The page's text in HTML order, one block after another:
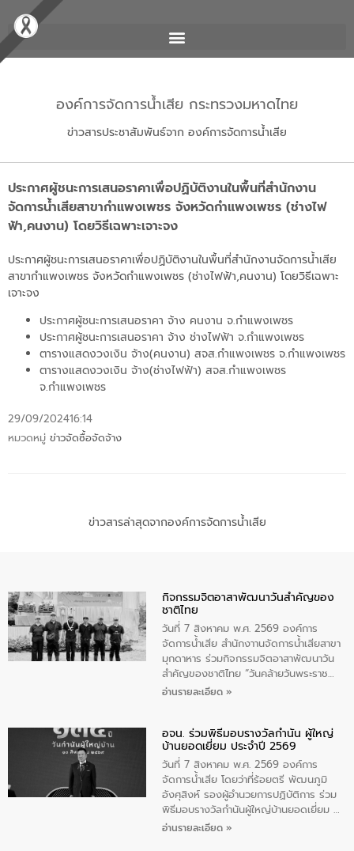
องค์การจัดการน้ำเสีย กระทรวงมหาดไทย
ข่าวสารประชาสัมพันธ์จาก องค์การจัดการน้ำเสีย
ประกาศผู้ชนะการเสนอราคาเพื่อปฏิบัติงานในพื้นที่สำนักงาน
จัดการน้ำเสียสาขากำแพงเพชร จังหวัดกำแพงเพชร (ช่างไฟ
ฟ้า,คนงาน) โดยวิธีเฉพาะเจาะจง
ประกาศผู้ชนะการเสนอราคาเพื่อปฏิบัติงานในพื้นที่สำนักงานจัดการน้ำเสีย
สาขากำแพงเพชร จังหวัดกำแพงเพชร (ช่างไฟฟ้า,คนงาน) โดยวิธีเฉพาะ
เจาะจง
ประกาศผู้ชนะการเสนอราคา จ้าง คนงาน จ.กำแพงเพชร
ประกาศผู้ชนะการเสนอราคา จ้าง ช่างไฟฟ้า จ.กำแพงเพชร
ตารางแสดงวงเงิน จ้าง(คนงาน) สจส.กำแพงเพชร จ.กำแพงเพชร
ตารางแสดงวงเงิน จ้าง(ช่างไฟฟ้า) สจส.กำแพงเพชร
จ.กำแพงเพชร
29/09/202416:14
หมวดหมู่ ข่าวจัดซื้อจัดจ้าง
ข่าวสารล่าสุดจากองค์การจัดการน้ำเสีย
กิจกรรมจิตอาสาพัฒนาวันสําคัญของ
ชาติไทย
วันที่ 7 สิงหาคม พ.ศ. 2569 องค์การ
จัดการน้ำเสีย สำนักงาานจัดการน้ำเสียสาขา
มุกดาหาร ร่วมกิจกรรมจิตอาสาพัฒนาวัน
สําคัญของชาติไทย “วันคล้ายวันพระราช
สมภพ สมเด็จพระนางเจ้าสิริกิติ์พระบรม
ทิพย์คำ รองผู้ว่าราชการจังหวัดมุกดาหาร
เป็นประธานในพิธี ณ เรือนจําชั่วคราวนาโสก
ตําบลนาโสก อําเภอเมืองมุกดาหาร จังหวัด
มุกดาหาร โดยในกิจกรรมได้ร่วมปลูกป่า และ
ทําความสะอาดภายในบริเวณ จัดกิจกรรม
เพื่อถวายเป็นพระราชกุศล สมเด็จพระนาง
เจ้าสิริกิติ์พระบรมราชินีนาถ พระบรมราช
อ่านรายละเอียด »
อจน. ร่วมพิธีมอบรางวัลกำนัน ผู้ใหญ่
บ้านยอดเยี่ยม ประจำปี 2569
วันที่ 7 สิงหาคม พ.ศ. 2569 องค์การ
จัดการน้ำเสีย โดยว่าที่ร้อยตรี พัฒนภูมิ
อังศุสิงห์ รองผู้อำนวยการปฏิบัติการ ร่วม
พิธีมอบรางวัลกำนันผู้ใหญ่บ้านยอดเยี่ยม ณ
ทำเนียบรัฐบาล โดยมีนายอนุทิน ชาญวีรกูล
อ่านรายละเอียด »